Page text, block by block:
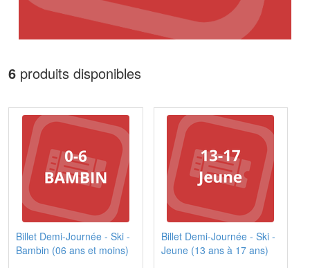
6 produits disponibles
Billet Demi-Journée - Ski -
Bambin (06 ans et moins)
Billet Demi-Journée - Ski -
Jeune (13 ans à 17 ans)